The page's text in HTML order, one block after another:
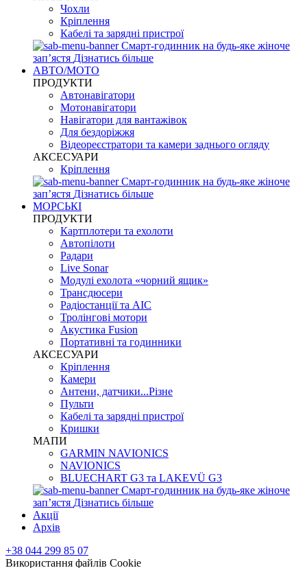
Чохли
Кріплення
Кабелі та зарядні пристрої
Смарт-годинник на будь-яке жіноче
запʼястя Дізнатись більше
АВТО/МОТО
ПРОДУКТИ
Автонавігатори
Мотонавігатори
Навігатори для вантажівок
Для бездоріжжя
Відеореєстратори та камери заднього огляду
АКСЕСУАРИ
Кріплення
Смарт-годинник на будь-яке жіноче
запʼястя Дізнатись більше
МОРСЬКІ
ПРОДУКТИ
Картплотери та ехолоти
Автопілоти
Радари
Live Sonar
Модулі ехолота «чорний ящик»
Трансдюсери
Радіостанції та АІС
Тролінгові мотори
Акустика Fusion
Портативні та годинники
АКСЕСУАРИ
Кріплення
Камери
Антени, датчики...Різне
Пульти
Кабелі та зарядні пристрої
Кришки
МАПИ
GARMIN NAVIONICS
NAVIONICS
BLUECHART G3 та LAKEVÜ G3
Смарт-годинник на будь-яке жіноче
запʼястя Дізнатись більше
Акції
Архів
+38 044 299 85 07
Використання файлів Cookie